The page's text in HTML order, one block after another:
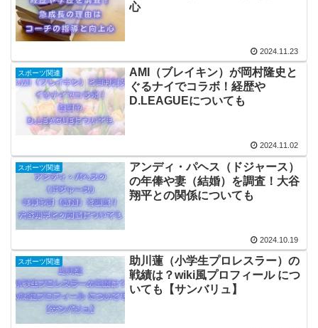
心
2024.11.23
スポーツ関連
AMI（ブレイキン）が岡村隆史と
ぐるナイでコラボ！経歴や
D.LEAGUEについても
2024.11.02
スポーツ関連
アンディ・パヘス（ドジャース）
の年俸や妻（結婚）を調査！大谷
翔平との関係についても
2024.10.19
スポーツ関連
助川蓮（小学生プロレスラー）の
戦績は？wiki風プロフィール につ
いても【サンバリュ】